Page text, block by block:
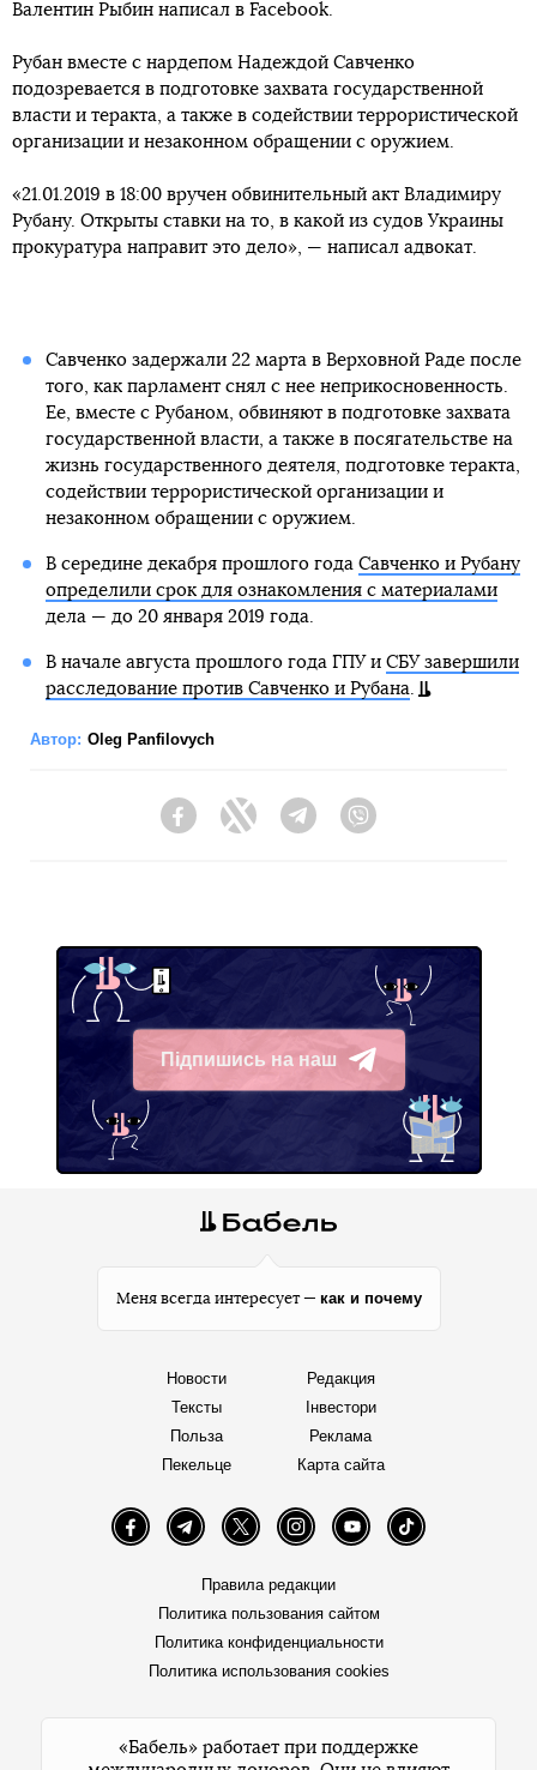
Валентин Рыбин написал в Facebook.
Рубан вместе с нардепом Надеждой Савченко
подозревается в подготовке захвата государственной
власти и теракта, а также в содействии террористической
организации и незаконном обращении с оружием.
«21.01.2019 в 18:00 вручен обвинительный акт Владимиру
Рубану. Открыты ставки на то, в какой из судов Украины
прокуратура направит это дело», — написал адвокат.
Савченко задержали 22 марта в Верховной Раде после
того, как парламент снял с нее неприкосновенность.
Ее, вместе с Рубаном, обвиняют в подготовке захвата
государственной власти, а также в посягательстве на
жизнь государственного деятеля, подготовке теракта,
содействии террористической организации и
незаконном обращении с оружием.
В середине декабря прошлого года Савченко и Рубану
определили срок для ознакомления с материалами
дела — до 20 января 2019 года.
В начале августа прошлого года ГПУ и СБУ завершили
расследование против Савченко и Рубана.
Автор: Oleg Panfilovych
FacebookTwitter Telegram
Підпишись на наш
Telegram
Меня всегда интересует — как и почему
Новости
Тексты
Польза
Пекельце
Редакция
Інвестори
Реклама
Карта сайта
FacebookTelegramTwitter InstagramYouTube TikTok
Правила редакции
Политика пользования сайтом
Политика конфиденциальности
Политика использования cookies
«Бабель» работает при поддержке